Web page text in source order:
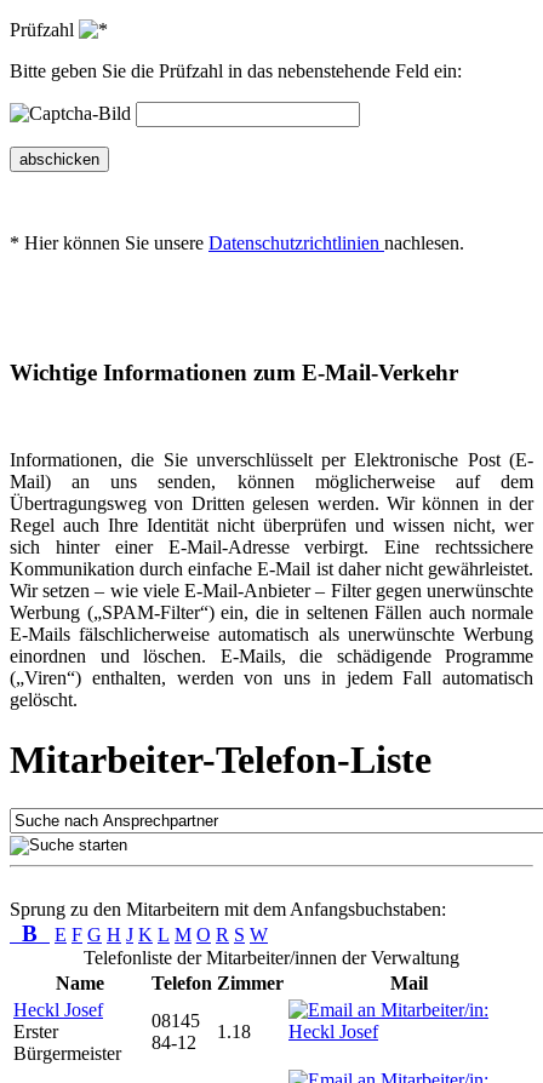
Prüfzahl
Bitte geben Sie die Prüfzahl in das nebenstehende Feld ein:
abschicken
* Hier können Sie unsere Datenschutzrichtlinien nachlesen.
Wichtige Informationen zum E-Mail-Verkehr
Informationen, die Sie unverschlüsselt per Elektronische Post (E-
Mail) an uns senden, können möglicherweise auf dem
Übertragungsweg von Dritten gelesen werden. Wir können in der
Regel auch Ihre Identität nicht überprüfen und wissen nicht, wer
sich hinter einer E-Mail-Adresse verbirgt. Eine rechtssichere
Kommunikation durch einfache E-Mail ist daher nicht gewährleistet.
Wir setzen – wie viele E-Mail-Anbieter – Filter gegen unerwünschte
Werbung („SPAM-Filter“) ein, die in seltenen Fällen auch normale
E-Mails fälschlicherweise automatisch als unerwünschte Werbung
einordnen und löschen. E-Mails, die schädigende Programme
(„Viren“) enthalten, werden von uns in jedem Fall automatisch
gelöscht.
Mitarbeiter-Telefon-Liste
Sprung zu den Mitarbeitern mit dem Anfangsbuchstaben:
B E F G H J K L M O R S W
Telefonliste der Mitarbeiter/innen der Verwaltung
Name
Telefon Zimmer
Mail
Heckl Josef
Erster
Bürgermeister
08145
84-12
1.18